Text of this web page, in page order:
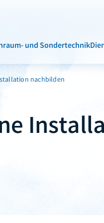
und Sondertechnik
nachbilden